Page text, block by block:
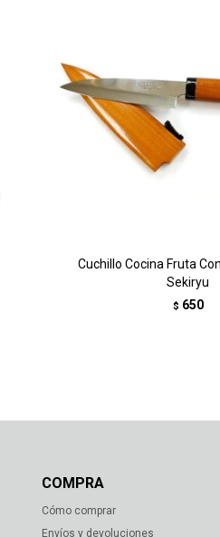
Cuchillo Cocina Fruta
Sekiryu
$ 650
COMPRA
Cómo comprar
Envíos y devoluciones